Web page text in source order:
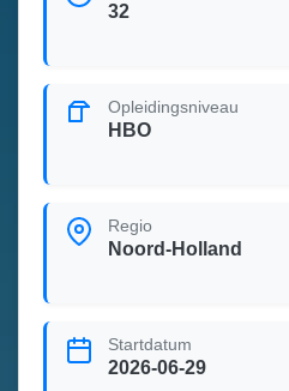
32
Opleidingsniveau
HBO
Regio
Noord-Holland
Startdatum
2026-06-29